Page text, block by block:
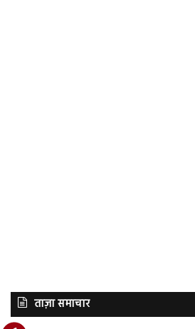
ताज़ा समाचार